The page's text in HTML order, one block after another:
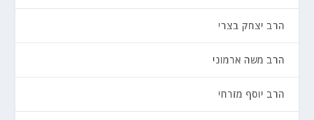
הרב יצחק בצרי
הרב משה ארמוני
הרב יוסף מזרחי